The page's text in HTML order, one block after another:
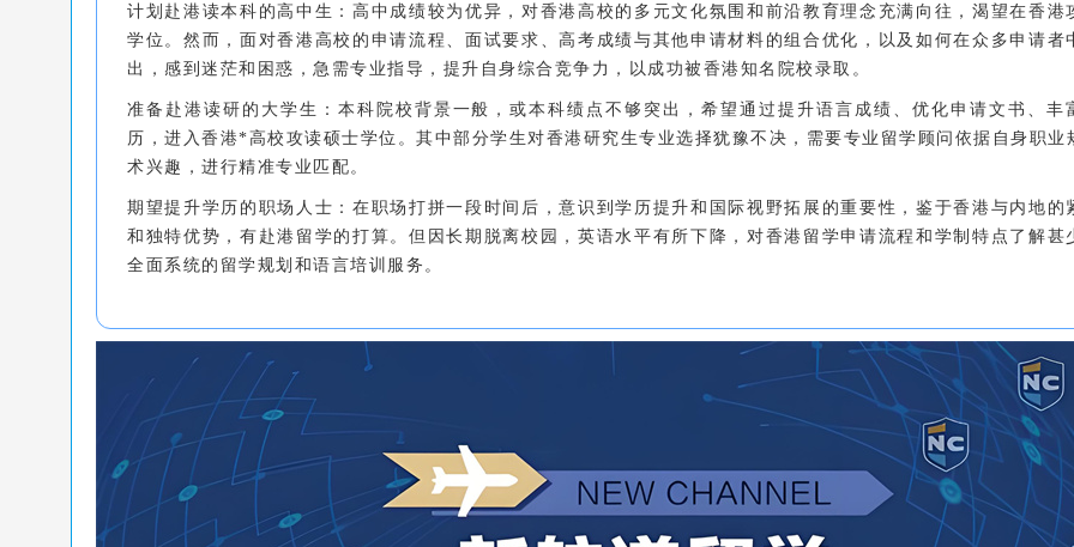
计划赴港读本科的高中生：高中成绩较为优异，对香港高校的多元文化氛围和前沿教育理念充满向往，渴望在香港
学位。然而，面对香港高校的申请流程、面试要求、高考成绩与其他申请材料的组合优化，以及如何在众多申请者
出，感到迷茫和困惑，急需专业指导，提升自身综合竞争力，以成功被香港知名院校录取。
准备赴港读研的大学生：本科院校背景一般，或本科绩点不够突出，希望通过提升语言成绩、优化申请文书、丰
历，进入香港*高校攻读硕士学位。其中部分学生对香港研究生专业选择犹豫不决，需要专业留学顾问依据自身职业
术兴趣，进行精准专业匹配。
期望提升学历的职场人士：在职场打拼一段时间后，意识到学历提升和国际视野拓展的重要性，鉴于香港与内地的
和独特优势，有赴港留学的打算。但因长期脱离校园，英语水平有所下降，对香港留学申请流程和学制特点了解甚
全面系统的留学规划和语言培训服务。